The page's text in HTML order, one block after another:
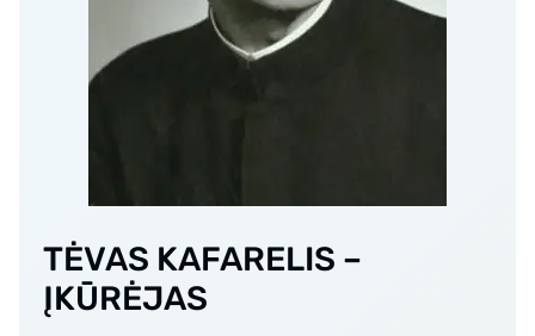
TĖVAS KAFARELIS –
ĮKŪRĖJAS